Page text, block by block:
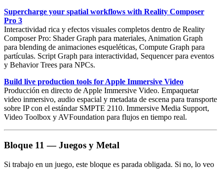
Supercharge your spatial workflows with Reality Composer
Pro 3
Interactividad rica y efectos visuales completos dentro de Reality
Composer Pro: Shader Graph para materiales, Animation Graph
para blending de animaciones esqueléticas, Compute Graph para
partículas. Script Graph para interactividad, Sequencer para eventos
y Behavior Trees para NPCs.
Build live production tools for Apple Immersive Video
Producción en directo de Apple Immersive Video. Empaquetar
video inmersivo, audio espacial y metadata de escena para transporte
sobre IP con el estándar SMPTE 2110. Immersive Media Support,
Video Toolbox y AVFoundation para flujos en tiempo real.
Bloque 11 — Juegos y Metal
Si trabajo en un juego, este bloque es parada obligada. Si no, lo veo